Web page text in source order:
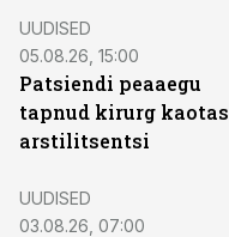
UUDISED
05.08.26, 15:00
Patsiendi peaaegu
tapnud kirurg kaotas
arstilitsentsi
UUDISED
03.08.26, 07:00